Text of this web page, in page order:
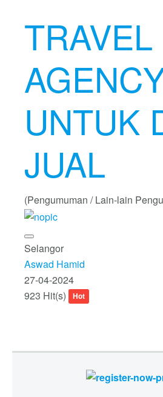
TRAVEL
UNTUK
JUAL
(Pengumuman / Lain-lain
Selangor
Aswad Hamid
27-04-2024
923 Hit(s)
Hot